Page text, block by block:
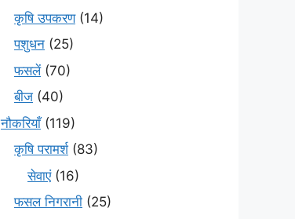
कृषि उपकरण(14)
पशुधन (25)
फसलें(70)
बीज (40)
नौकरियाँ(119)
कृषि परामर्श(83)
सेवाएं(16)
फसल निगरानी (25)